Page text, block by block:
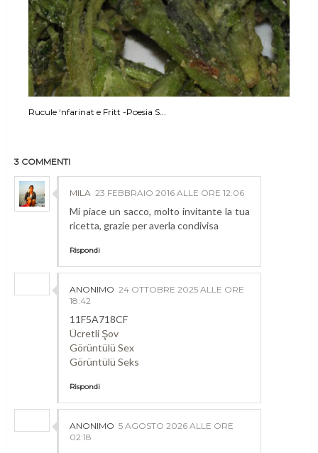
Rucule ‘nfarinat e Fritt -Poesia S...
3 COMMENTI
MILA 23 FEBBRAIO 2016 ALLE ORE 12:06
Mi piace un sacco, molto invitante la tua
ricetta, grazie per averla condivisa
Rispondi
ANONIMO 24 OTTOBRE 2025 ALLE ORE
18:42
11F5A718CF
Ücretli Şov
Görüntülü Sex
Görüntülü Seks
Rispondi
ANONIMO 5 AGOSTO 2026 ALLE ORE
02:18